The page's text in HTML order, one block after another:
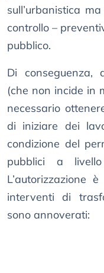
sull’urbanistica
controllo –
pubblico.
Di conseguenza,
(che non incide in
necessario
di iniziare dei
condizione del
pubblici a
L’autorizzazione
interventi di
sono annoverati: